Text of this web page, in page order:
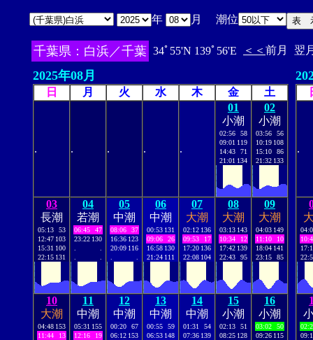
年 月 潮位
千葉県：白浜／千葉 34ﾟ55'N 139ﾟ56'E ＜＜ 前月 翌
2025年08月
日 月 火 水 木 金 土
. . . . .
01
小潮
02:56
58
09:01 119
14:43
71
21:01 134
02
小潮
03:56
56
10:19 108
15:10
86
21:32 133
03
長潮
05:13
53
12:47 103
15:31 100
22:15 131
04
若潮
06:45
47
23:22 130
05
中潮
08:06
37
16:36 123
20:09 116
06
中潮
00:53 131
09:06
26
16:58 130
21:24 111
07
大潮
02:12 136
09:53
17
17:20 136
22:08 104
08
大潮
03:13 143
10:34
12
17:42 139
22:43
95
09
大潮
04:03 149
11:10
10
18:04 141
23:15
85
10
大潮
04:48 153
11:44
13
11
中潮
05:31 155
12:16
19
12
中潮
00:20
67
06:12 153
13
中潮
00:55
59
06:53 148
14
中潮
01:31
54
07:36 139
15
小潮
02:13
51
08:25 128
16
小潮
03:02
50
09:26 115
.